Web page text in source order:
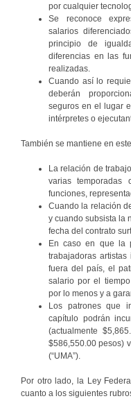
por cualquier
Se reconoce
salarios
principio de
diferencias en las
realizadas.
Cuando así lo
deberán
seguros en el lugar
intérpretes o
También se mantiene en
La relación de
varias
funciones,
Cuando la relación
y cuando subsista la
fecha del contrato
En caso en que la
trabajadoras
fuera del país, el
salario por el
por lo menos y a
Los patrones que
capítulo podrán
(actualmente
$586,550.00 pesos)
(“UMA”).
Por otro lado, la Ley
cuanto a los siguientes